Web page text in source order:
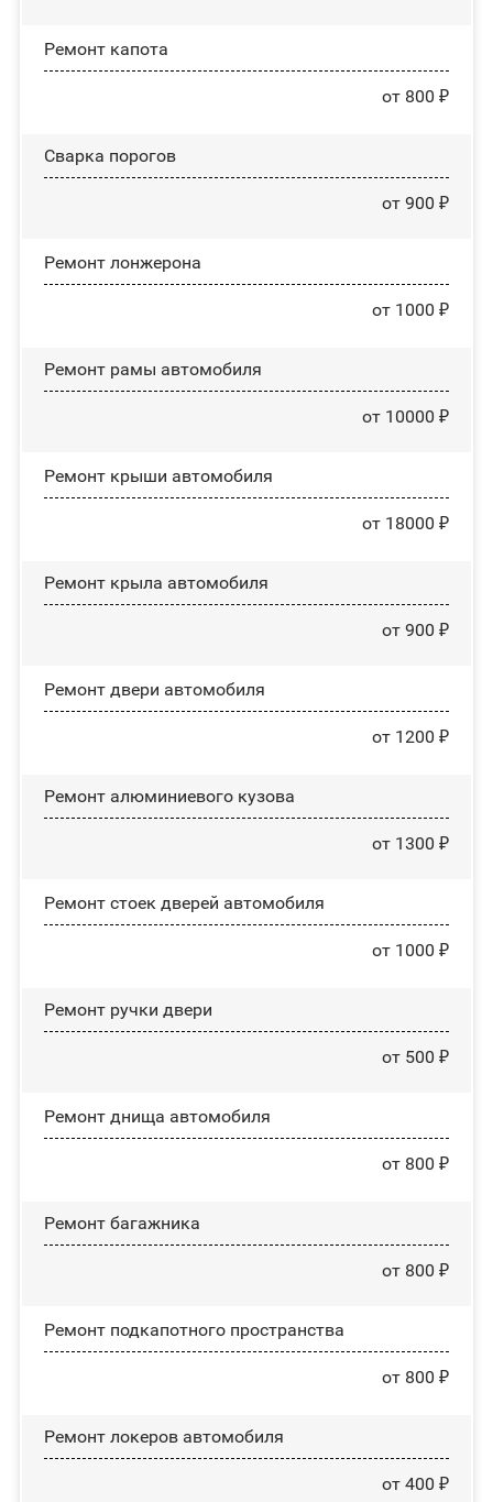
Ремонт капота
от 800 ₽
Сварка порогов
от 900 ₽
Ремонт лонжерона
от 1000 ₽
Ремонт рамы автомобиля
от 10000 ₽
Ремонт крыши автомобиля
от 18000 ₽
Ремонт крыла автомобиля
от 900 ₽
Ремонт двери автомобиля
от 1200 ₽
Ремонт алюминиевого кузова
от 1300 ₽
Ремонт стоек дверей автомобиля
от 1000 ₽
Ремонт ручки двери
от 500 ₽
Ремонт днища автомобиля
от 800 ₽
Ремонт багажника
от 800 ₽
Ремонт подкапотного пространства
от 800 ₽
Ремонт лoĸepoв автомобиля
от 400 ₽